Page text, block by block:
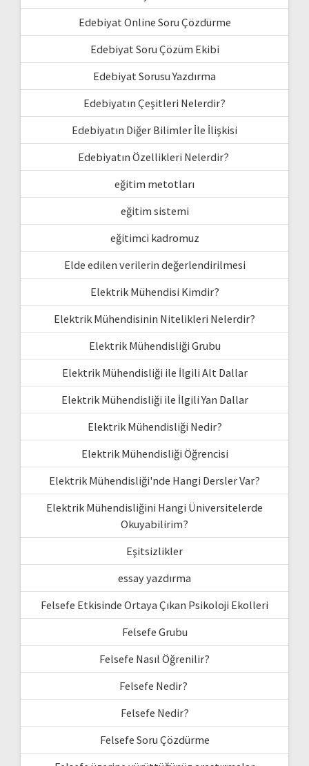
Edebiyat Online Soru Çözdürme
Edebiyat Soru Çözüm Ekibi
Edebiyat Sorusu Yazdırma
Edebiyatın Çeşitleri Nelerdir?
Edebiyatın Diğer Bilimler İle İlişkisi
Edebiyatın Özellikleri Nelerdir?
eğitim metotları
eğitim sistemi
eğitimci kadromuz
Elde edilen verilerin değerlendirilmesi
Elektrik Mühendisi Kimdir?
Elektrik Mühendisinin Nitelikleri Nelerdir?
Elektrik Mühendisliği Grubu
Elektrik Mühendisliği ile İlgili Alt Dallar
Elektrik Mühendisliği ile İlgili Yan Dallar
Elektrik Mühendisliği Nedir?
Elektrik Mühendisliği Öğrencisi
Elektrik Mühendisliği'nde Hangi Dersler Var?
Elektrik Mühendisliğini Hangi Üniversitelerde
Okuyabilirim?
Eşitsizlikler
essay yazdırma
Felsefe Etkisinde Ortaya Çıkan Psikoloji Ekolleri
Felsefe Grubu
Felsefe Nasıl Öğrenilir?
Felsefe Nedir?
Felsefe Nedir?
Felsefe Soru Çözdürme